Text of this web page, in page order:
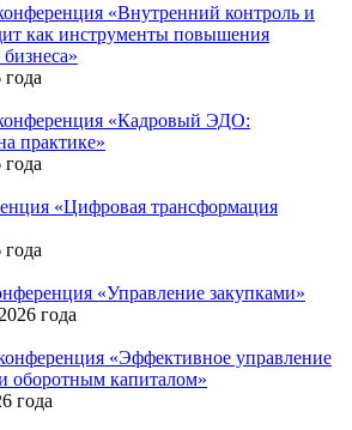
«Внутренний контроль и
как инструменты повышения
года
«Кадровый ЭДО:
практике»
года
«Цифровая трансформация
года
«Управление закупками»
года
«Эффективное управление
оборотным капиталом»
года